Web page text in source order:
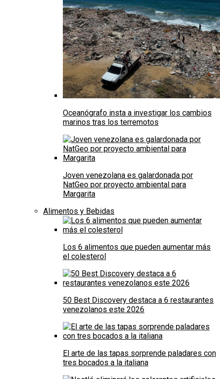
Oceanógrafo insta a investigar los cambios
marinos tras los terremotos
Joven venezolana es galardonada por
NatGeo por proyecto ambiental para
Margarita
Alimentos y Bebidas
Los 6 alimentos que pueden aumentar más
el colesterol
50 Best Discovery destaca a 6 restaurantes
venezolanos este 2026
El arte de las tapas sorprende paladares con
tres bocados a la italiana